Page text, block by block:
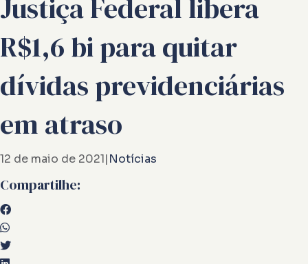
Justiça Federal libera
R$1,6 bi para quitar
dívidas previdenciárias
em atraso
12 de maio de 2021|Notícias
Compartilhe: